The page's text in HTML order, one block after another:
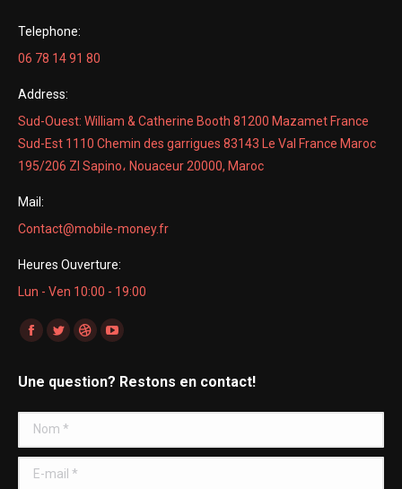
Telephone:
06 78 14 91 80
Address:
Sud-Ouest: William & Catherine Booth 81200 Mazamet France
Sud-Est 1110 Chemin des garrigues 83143 Le Val France Maroc
195/206 ZI Sapino، Nouaceur 20000, Maroc
Mail:
Contact@mobile-money.fr
Heures Ouverture:
Lun - Ven 10:00 - 19:00
Trouvez nous sur :
La
Facebook
s'ouvre
dans
une
nouvelle
La
Twitter
s'ouvre
dans
une
nouvelle
La
Dribble
s'ouvre
une
La
YouTube
s'ouvre
une
Une question? Restons en contact!
Nom *
E-mail *